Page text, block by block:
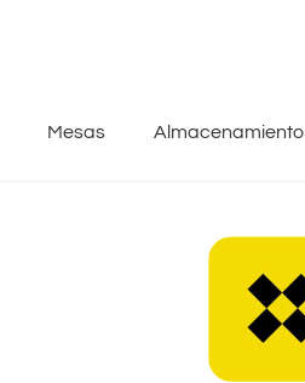
Mesas Almacenamiento